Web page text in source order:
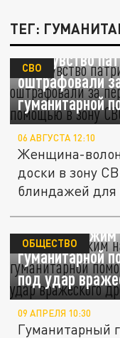
ТЕГ:
Где чувство
оштрафовали
гуманитарной
СВО
06 АВГУСТА 12:10
Женщина-
доски в зону
блиндажей для
Мы продолжим
гуманитарной
под удар
ОБЩЕСТВО
09 АПРЕЛЯ 10:30
Гуманитарный